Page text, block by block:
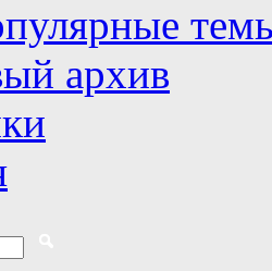
архив